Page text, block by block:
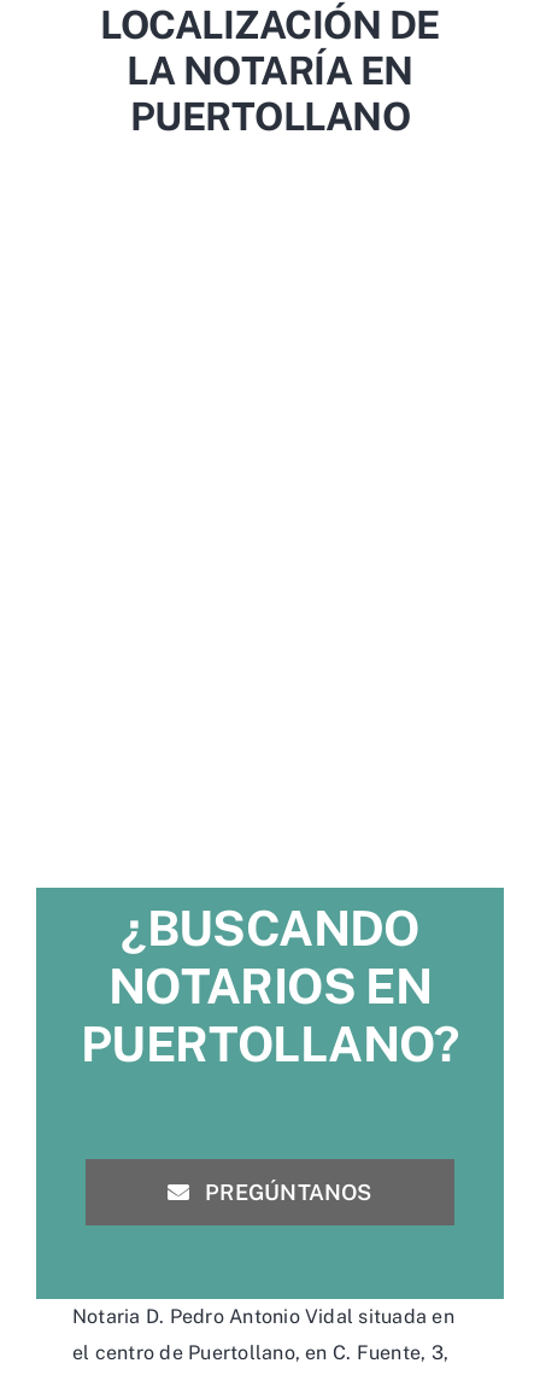
LOCALIZACIÓN DE
LA NOTARÍA EN
PUERTOLLANO
¿BUSCANDO
NOTARIOS EN
PUERTOLLANO?
PREGÚNTANOS
Notaria D. Pedro Antonio Vidal situada en
el centro de Puertollano, en C. Fuente, 3,